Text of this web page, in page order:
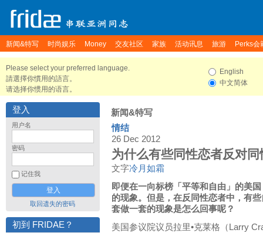
新闻&特写 时尚娱乐 Money 交友社区 家族 活动讯息 旅游 Perks会
Please select your preferred language.
請選擇你慣用的語言。
请选择你惯用的语言。
English
中文简体
登入
用户名
密码
记住我
取回遗失的密码
初到 FRIDAE？
新闻&特写
情结
26 Dec 2012
为什么有些同性恋者反对同
文字冷月如霜
即便在一向标榜「平等和自由」的美
的现象。但是，在反同性恋者中，有
套做一套的现象是怎么回事呢？
美国参议院议员拉里•克莱格（Larry